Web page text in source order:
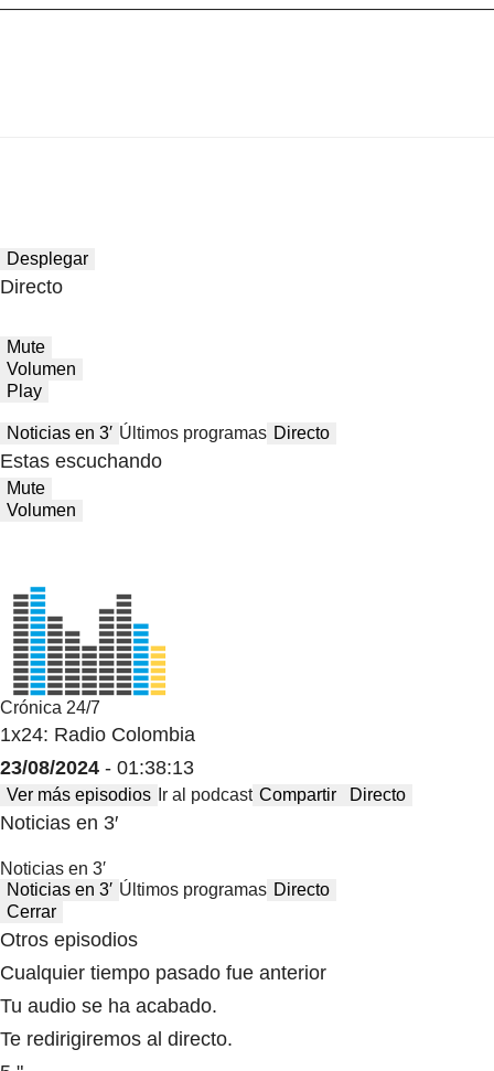
Desplegar
Directo
Mute
Volumen
Play
Noticias en 3′ Últimos programas Directo
Estas escuchando
Mute
Volumen
Crónica 24/7
1x24: Radio Colombia
23/08/2024 - 01:38:13
Ver más episodios Ir al podcast Compartir Directo
Noticias en 3′
Noticias en 3′
Noticias en 3′ Últimos programas Directo
Cerrar
Otros episodios
Cualquier tiempo pasado fue anterior
Tu audio se ha acabado.
Te redirigiremos al directo.